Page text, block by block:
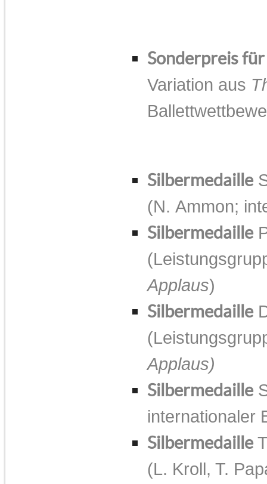
Sonderpreis
Variation aus
Silbermedaille
(N. Ammon;
Silbermedaille
Applaus)
Silbermedaille
Applaus)
Silbermedaille
internationaler
Silbermedaille
(L. Kroll, T.